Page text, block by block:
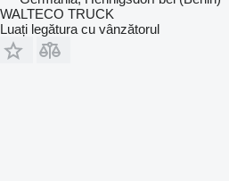
WALTECO TRUCK
Luați legătura cu vânzătorul